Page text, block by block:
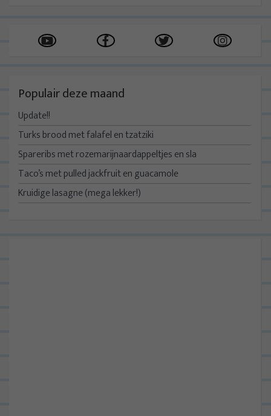
Populair deze maand
Update!!
Turks brood met falafel en tzatziki
Spareribs met rozemarijnaardappeltjes en sla
Taco’s met pulled jackfruit en guacamole
Kruidige lasagne (mega lekker!)